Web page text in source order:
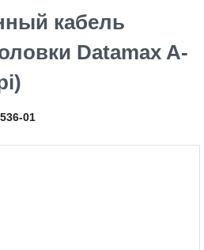
кабель
Datamax A-
01